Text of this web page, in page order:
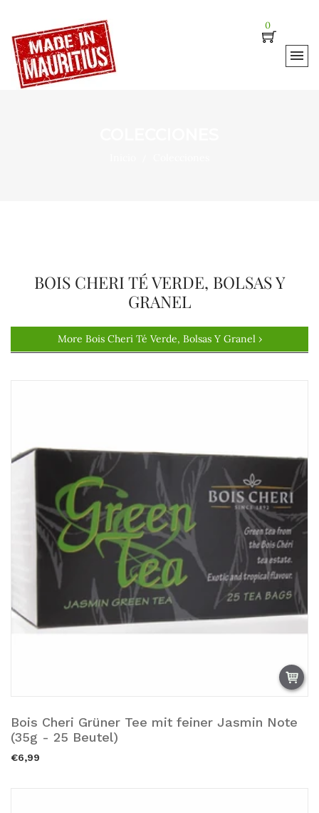
0
BOIS CHERI TÉ VERDE, BOLSAS Y
GRANEL
More Bois Cheri Té Verde, Bolsas Y Granel ›
Bois Cheri Grüner Tee mit feiner Jasmin Note
(35g - 25 Beutel)
Añadir a la cesta.
€6,99